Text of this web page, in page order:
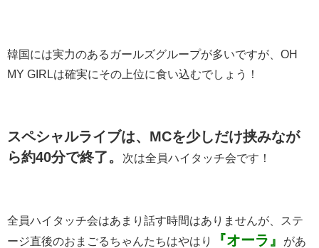
韓国には実力のあるガールズグループが多いですが、OH
MY GIRLは確実にその上位に食い込むでしょう！
スペシャルライブは、MCを少しだけ挟みなが
ら約40分で終了。
次は全員ハイタッチ会です！
全員ハイタッチ会はあまり話す時間はありませんが、ステ
ージ直後のおまごるちゃんたちはやはり
『オーラ』
があ